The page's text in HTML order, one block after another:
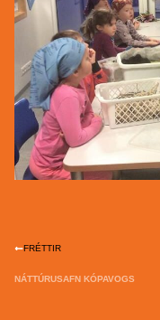
FRÉTTIR
NÁTTÚRUSAFN KÓPAVOGS